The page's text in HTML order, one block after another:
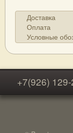
Доставка
Оплата
Условные
+7(926) 129-